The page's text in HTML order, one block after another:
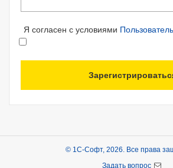
Я согласен с условиями
© 1С-Софт, 2026. Все права
Задать вопрос